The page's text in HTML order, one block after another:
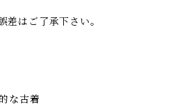
はご了承下さい。
な古着